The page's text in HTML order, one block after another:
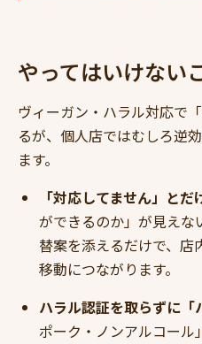
やってはいけない
ヴィーガン・ハラル対応で
るが、個人店ではむしろ逆
ます。
「対応してません」とだ
ができるのか」が見えな
替案を添えるだけで、
移動につながります。
ハラル認証を取らずに「
ポーク・ノンアルコー